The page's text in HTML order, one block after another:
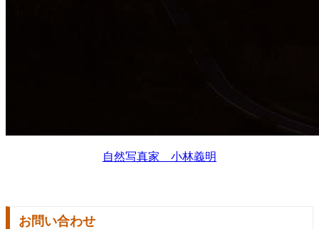
自然写真家 小林義明
お問い合わせ